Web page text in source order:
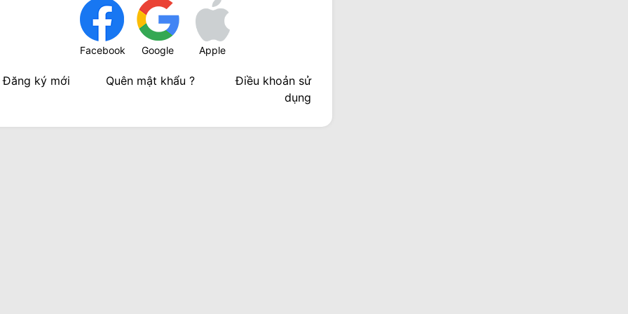
Facebook Google Apple
Đăng ký mới Quên mật khẩu ?
Điều khoản sử
dụng